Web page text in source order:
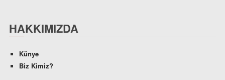
HAKKIMIZDA
Künye
Biz Kimiz?